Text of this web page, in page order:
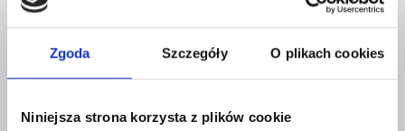
Zgoda Szczegóły O plikach cookies
Niniejsza strona korzysta z plików cookie
Naszewartości